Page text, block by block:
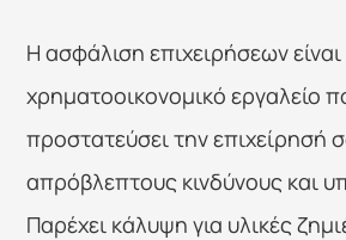
Η ασφάλιση επιχειρήσεων
χρηματοοικονομικό εργαλείο
προστατεύσει την επιχείρησή
απρόβλεπτους κινδύνους και
Παρέχει κάλυψη για υλικές